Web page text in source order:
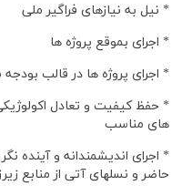
* نیل به نیازهای فراگیر ملی
* اجرای بموقع پروژه ها
* اجرای پروژه ها در قالب
* حفظ کیفیت و تعادل
های مناسب
* اجرای اندیشمندانه و آینده
حاضر و نسلهای آتی از منابع